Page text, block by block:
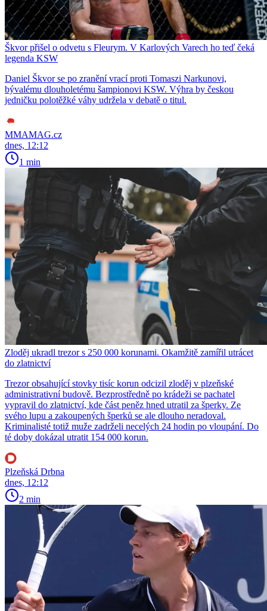
Škvor přišel o odvetu s Fleurym. V Karlových Varech ho teď čeká
legenda KSW
Daniel Škvor se po zranění vrací proti Tomaszi Narkunovi,
bývalému dlouholetému šampionovi KSW. Výhra by českou
jedničku polotěžké váhy udržela v debatě o titul.
MMAMAG.cz
dnes, 12:12
1 min
Zloděj ukradl trezor s 250 000 korunami. Okamžitě zamířil utrácet
do zlatnictví
Trezor obsahující stovky tisíc korun odcizil zloděj v plzeňské
administrativní budově. Bezprostředně po krádeži se pachatel
vypravil do zlatnictví, kde část peněz hned utratil za šperky. Ze
svého lupu a zakoupených šperků se ale dlouho neradoval.
Kriminalisté totiž muže zadrželi necelých 24 hodin po vloupání. Do
té doby dokázal utratit 154 000 korun.
Plzeňská Drbna
dnes, 12:12
2 min